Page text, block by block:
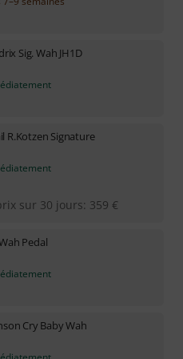
Sig. Wah JH1D
R.Kotzen Signature
sur 30 jours: 359 €
Pedal
Cry Baby Wah